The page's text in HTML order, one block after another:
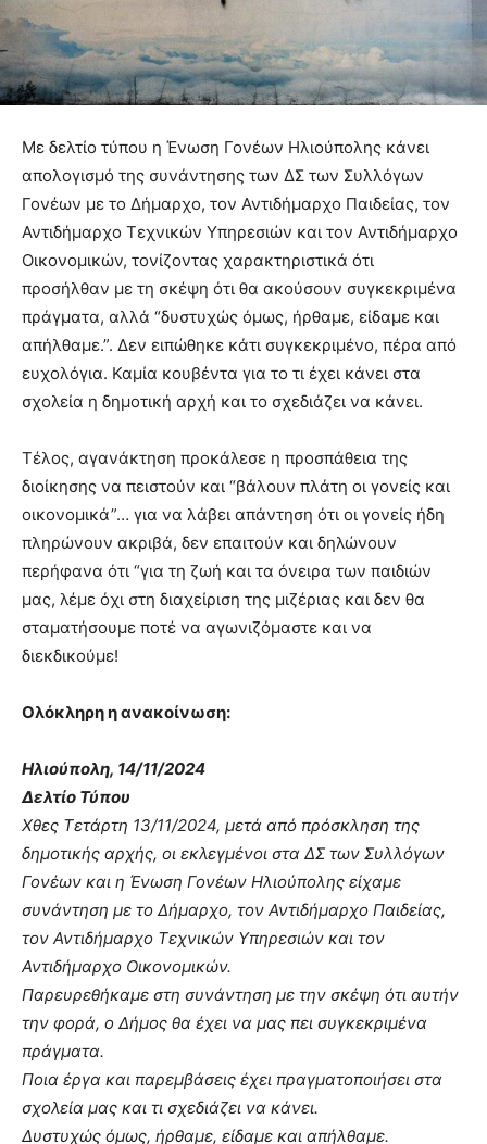
Με δελτίο τύπου η Ένωση Γονέων Ηλιούπολης κάνει
απολογισμό της συνάντησης των ΔΣ των Συλλόγων
Γονέων με το Δήμαρχο, τον Αντιδήμαρχο Παιδείας, τον
Αντιδήμαρχο Τεχνικών Υπηρεσιών και τον Αντιδήμαρχο
Οικονομικών, τονίζοντας χαρακτηριστικά ότι
προσήλθαν με τη σκέψη ότι θα ακούσουν συγκεκριμένα
πράγματα, αλλά “δυστυχώς όμως, ήρθαμε, είδαμε και
απήλθαμε.”. Δεν ειπώθηκε κάτι συγκεκριμένο, πέρα από
ευχολόγια. Καμία κουβέντα για το τι έχει κάνει στα
σχολεία η δημοτική αρχή και το σχεδιάζει να κάνει.
Τέλος, αγανάκτηση προκάλεσε η προσπάθεια της
διοίκησης να πειστούν και “βάλουν πλάτη οι γονείς και
οικονομικά”… για να λάβει απάντηση ότι οι γονείς ήδη
πληρώνουν ακριβά, δεν επαιτούν και δηλώνουν
περήφανα ότι “για τη ζωή και τα όνειρα των παιδιών
μας, λέμε όχι στη διαχείριση της μιζέριας και δεν θα
σταματήσουμε ποτέ να αγωνιζόμαστε και να
διεκδικούμε!
Ολόκληρη η ανακοίνωση:
Ηλιούπολη, 14/11/2024
Δελτίο Τύπου
Χθες Τετάρτη 13/11/2024, μετά από πρόσκληση της
δημοτικής αρχής, οι εκλεγμένοι στα ΔΣ των Συλλόγων
Γονέων και η Ένωση Γονέων Ηλιούπολης είχαμε
συνάντηση με το Δήμαρχο, τον Αντιδήμαρχο Παιδείας,
τον Αντιδήμαρχο Τεχνικών Υπηρεσιών και τον
Αντιδήμαρχο Οικονομικών.
Παρευρεθήκαμε στη συνάντηση με την σκέψη ότι αυτήν
την φορά, ο Δήμος θα έχει να μας πει συγκεκριμένα
πράγματα.
Ποια έργα και παρεμβάσεις έχει πραγματοποιήσει στα
σχολεία μας και τι σχεδιάζει να κάνει.
Δυστυχώς όμως, ήρθαμε, είδαμε και απήλθαμε.